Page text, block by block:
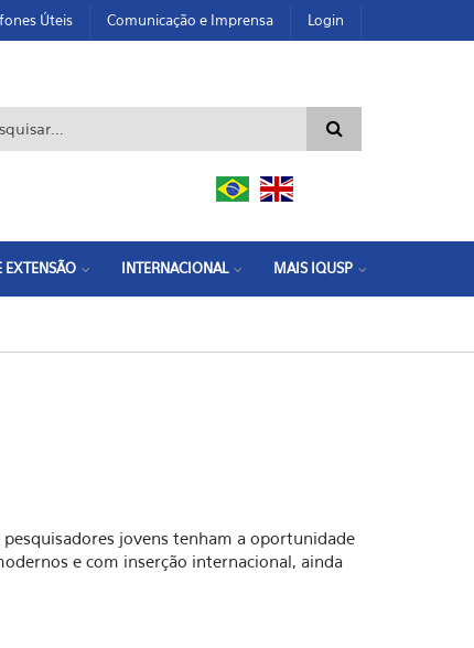
Úteis Comunicação e Imprensa Login
de busca
EXTENSÃO INTERNACIONAL MAIS IQUSP
jovens tenham a oportunidade
e com inserção internacional, ainda